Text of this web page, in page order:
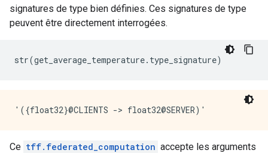
signatures de type bien définies. Ces signatures de type
peuvent être directement interrogées.
str(get_average_temperature. type_signature)
Ce tff.federated_computation accepte les arguments